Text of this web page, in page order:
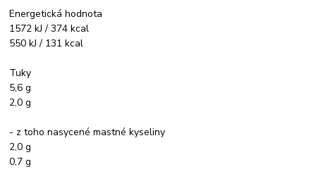
Energetická hodnota
1572 kJ / 374 kcal
550 kJ / 131 kcal
Tuky
5,6 g
2,0 g
- z toho nasycené mastné kyseliny
2,0 g
0,7 g